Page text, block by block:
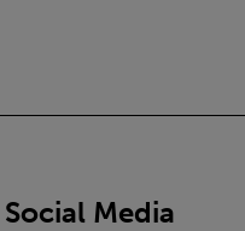
Social Media